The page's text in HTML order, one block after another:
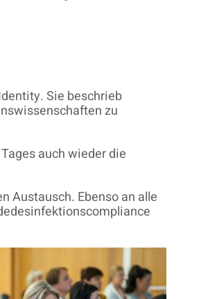
Sie beschrieb
zu
auch wieder die
Austausch. Ebenso an alle